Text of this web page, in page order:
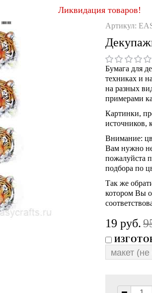
Ликвидация товаров!
Артикул:
Бумага для
техниках и
на разных
примерами
Картинки,
источников,
Внимание:
Вам нужно
пожалуйста
подбора по
Так же
котором Вы
19 руб.